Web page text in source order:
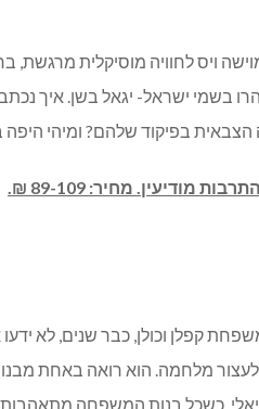
ויס לחוויה מוסיקלית מרגשת,
בשמי ישראל- יגאל בשן. איך
בפיקוד שלהם? ומיהי
קפלן וכולן, כבר שנים, לא
לעצור מלחמה. הוא רואה באחת
כשכל בנות המשפחה